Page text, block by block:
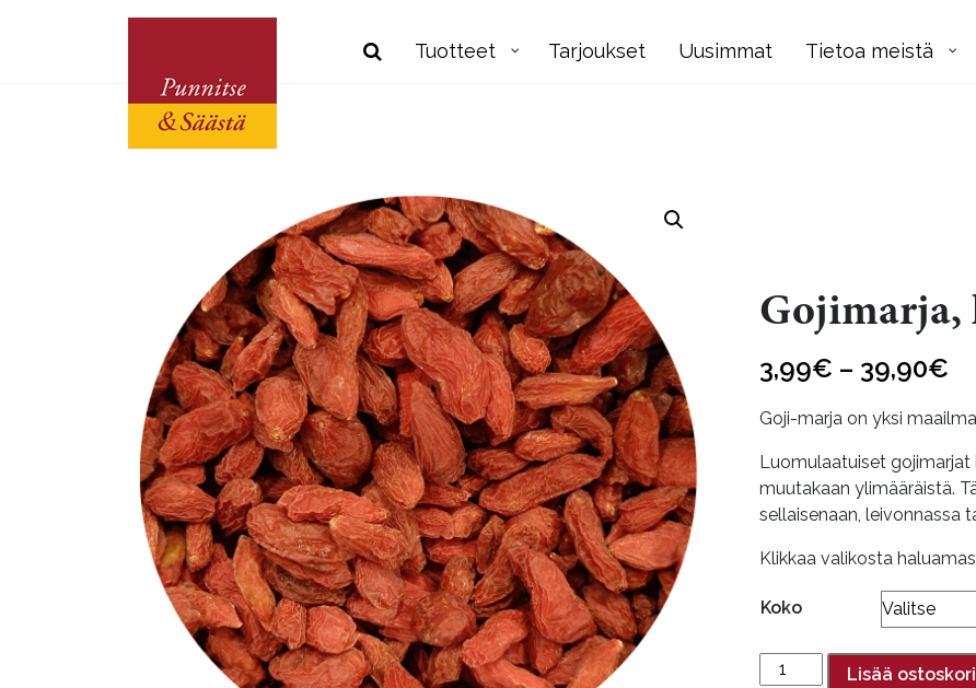
Tuotteet Tarjoukset Uusimmat Tietoa meistä
Gojimarja,
3,99€ – 39,90€
Goji-marja on yksi
Luomulaatuiset gojimarjat
muutakaan ylimääräistä.
sellaisenaan, leivonnassa
Klikkaa valikosta
Koko
Gojimarja,
Lisää